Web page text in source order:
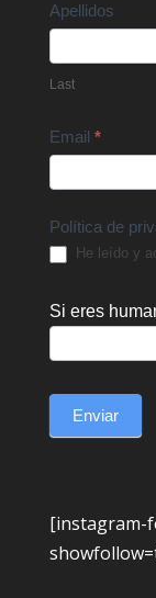
Apellidos
Last
Email *
Política de
He leído y
Si eres
Enviar
[instagram-